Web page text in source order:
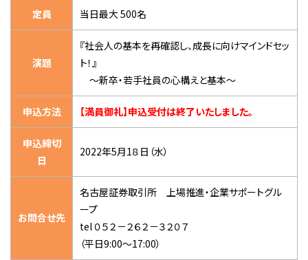
定員 当日最大 500名
演題
『社会人の基本を再確認し、成長に向けマインドセッ
ト！』
～新卒・若手社員の心構えと基本～
申込方法 【満員御礼】申込受付は終了いたしました。
申込締切
日
2022年5月1８日（水）
お問合せ先
名古屋証券取引所 上場推進・企業サポートグル
ープ
tel ０５２－２６２－３２０７
（平日9:00～17:00）